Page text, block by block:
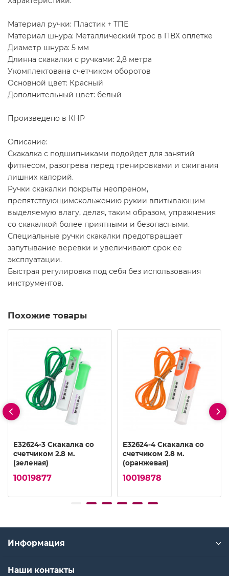
Материал ручки: Пластик + ТПЕ
Материал шнура: Металлический трос в ПВХ оплетке
Диаметр шнура: 5 мм
Длинна скакалки с ручками: 2,8 метра
Укомплектована счетчиком оборотов
Основной цвет: Красный
Дополнительный цвет: белый
Произведено в КНР
Описание:
Скакалка с подшипниками подойдет для занятий
фитнесом, разогрева перед тренировками и сжигания
лишних калорий.
Ручки скакалки покрыты неопреном,
препятствующимскольжению рукии впитывающим
выделяемую влагу, делая, таким образом, упражнения
со скакалкой более приятными и безопасными.
Специальные ручки скакалки предотвращает
запутывание веревки и увеличивают срок ее
эксплуатации.
Быстрая регулировка под себя без использования
инструментов.
Похожие товары
E32624-3 Скакалка со
счетчиком 2.8 м.
(зеленая)
10019877
E32624-4 Скакалка со
счетчиком 2.8 м.
(оранжевая)
10019878
Информация
Наши контакты